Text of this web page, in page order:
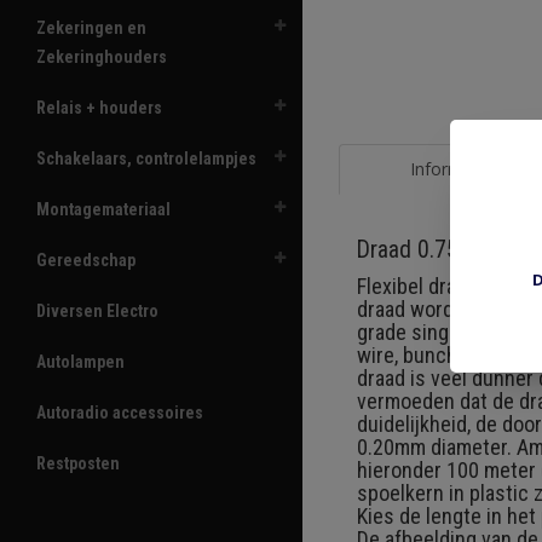
Zekeringen en
Zekeringhouders
Relais + houders
Schakelaars, controlelampjes
Montagemateriaal
Gereedschap
Diversen Electro
Autolampen
Autoradio accessoires
Restposten
Informatie
Draad 0.75 mm2
Flexibel draad 0.75
draad wordt de
grade single core
wire, bunched
draad is veel
vermoeden dat de
duidelijkheid, de
0.20mm diameter.
hieronder 100
spoelkern in plastic
Kies de lengte in